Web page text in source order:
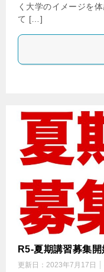
く大学のイメージを
て […]
R5-夏期講習募集
更新日： 2023年7月17日